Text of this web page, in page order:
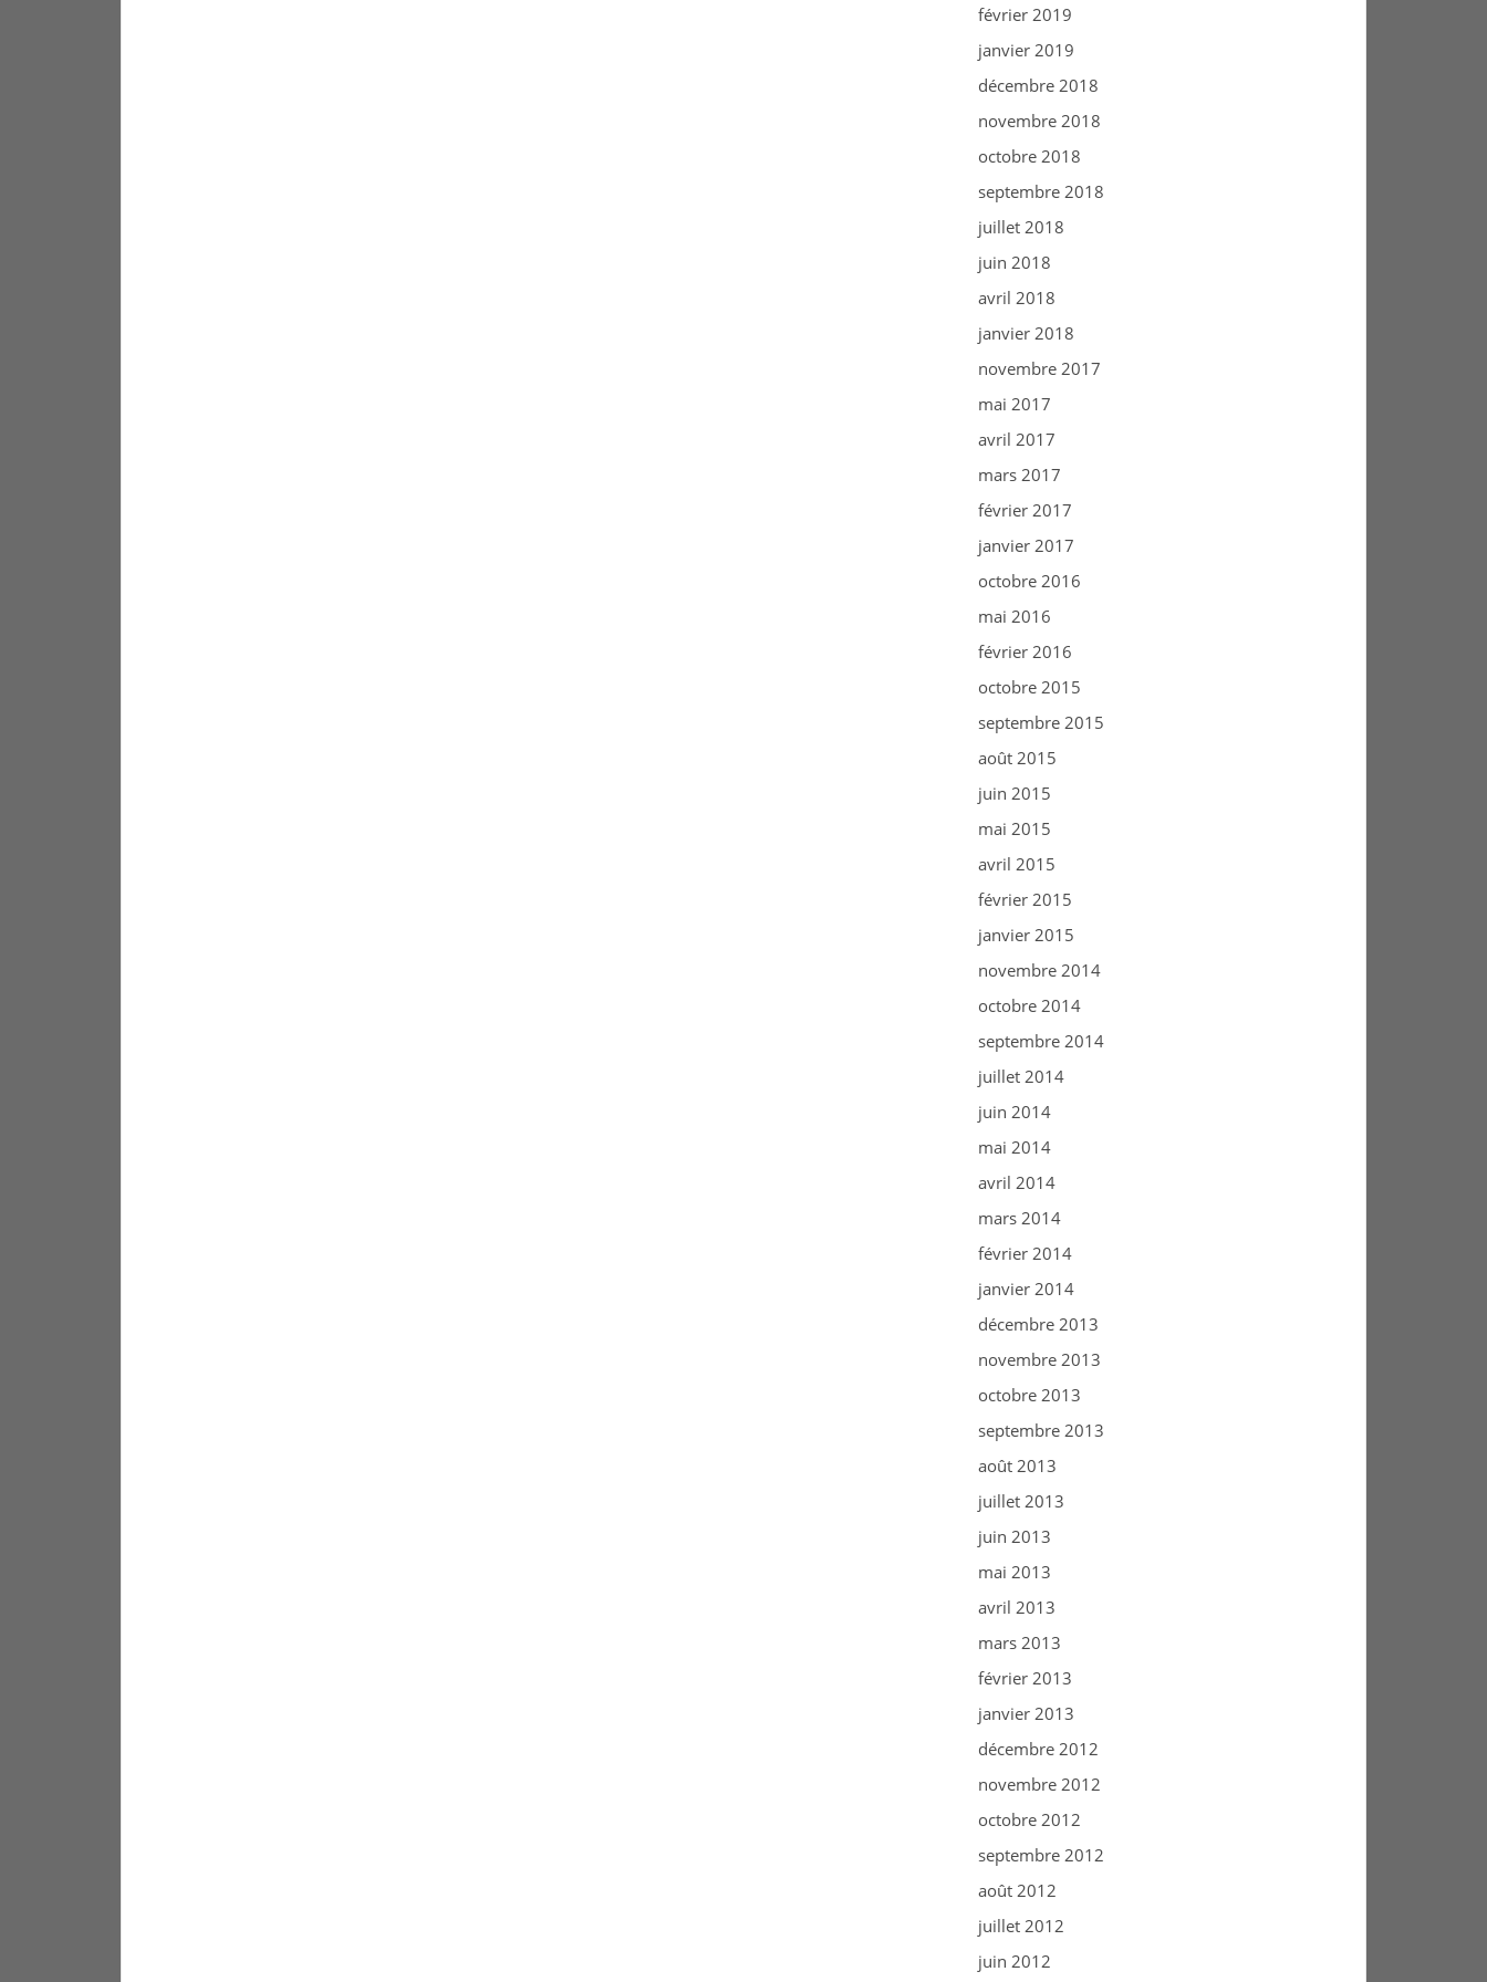
février 2019
janvier 2019
décembre 2018
novembre 2018
octobre 2018
septembre 2018
juillet 2018
juin 2018
avril 2018
janvier 2018
novembre 2017
mai 2017
avril 2017
mars 2017
février 2017
janvier 2017
octobre 2016
mai 2016
février 2016
octobre 2015
septembre 2015
août 2015
juin 2015
mai 2015
avril 2015
février 2015
janvier 2015
novembre 2014
octobre 2014
septembre 2014
juillet 2014
juin 2014
mai 2014
avril 2014
mars 2014
février 2014
janvier 2014
décembre 2013
novembre 2013
octobre 2013
septembre 2013
août 2013
juillet 2013
juin 2013
mai 2013
avril 2013
mars 2013
février 2013
janvier 2013
décembre 2012
novembre 2012
octobre 2012
septembre 2012
août 2012
juillet 2012
juin 2012